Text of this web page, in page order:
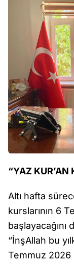
“YAZ KUR’AN
Altı hafta
kurslarının 6
“İnşAllah bu
Temmuz 2026